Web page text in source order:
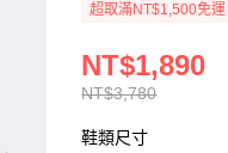
超取滿NT$1,500免運
NT$3,780
NT$1,890
鞋類尺寸